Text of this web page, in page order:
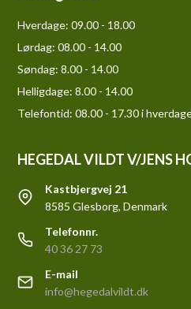
Hverdage: 09.00 - 18.00
Lørdag: 08.00 - 14.00
Søndag: 8.00 - 14.00
Helligdage: 8.00 - 14.00
Telefontid: 08.00 - 17.30 i
HEGEDAL VILDT V/JENS
Kastbjergvej 21
8585 Glesborg, Denmark
Telefonnr.
40 36 27 73
E-mail
info@hegedalvildt.dk